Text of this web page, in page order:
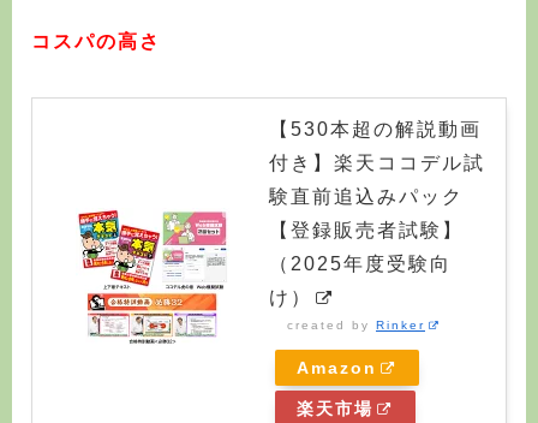
コスパの高さ
【530本超の解説動画
付き】楽天ココデル試
験直前追込みパック
【登録販売者試験】
（2025年度受験向
け）
created by Rinker
Amazon
楽天市場